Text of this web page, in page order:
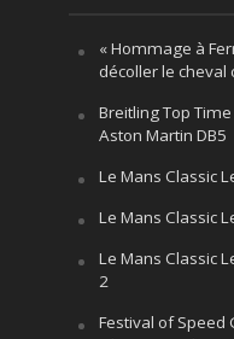
« Hommage à
décoller le cheval
Breitling Top
Aston Martin DB5
Le Mans Classic
Le Mans Classic
Le Mans Classic
2
Festival of Speed